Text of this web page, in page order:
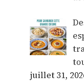
juillet 31,